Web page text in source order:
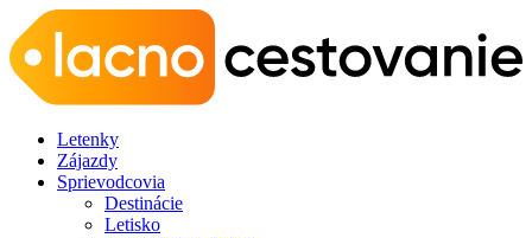
Letenky
Zájazdy
Sprievodcovia
Destinácie
Letisko